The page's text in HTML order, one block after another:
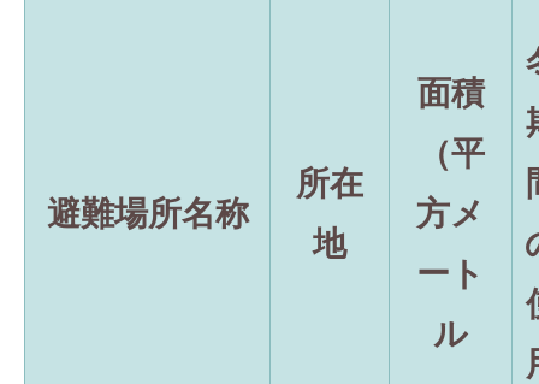
避難場所名称
所在
地
面積
（平
方メ
ート
ル